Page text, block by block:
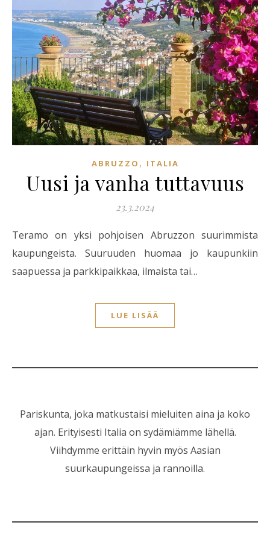
ABRUZZO , ITALIA
Uusi ja vanha tuttavuus
23.3.2024
Teramo on yksi pohjoisen Abruzzon suurimmista
kaupungeista. Suuruuden huomaa jo kaupunkiin
saapuessa ja parkkipaikkaa, ilmaista tai…
LUE LISÄÄ
Pariskunta, joka matkustaisi mieluiten aina ja koko
ajan. Erityisesti Italia on sydämiämme lähellä.
Viihdymme erittäin hyvin myös Aasian
suurkaupungeissa ja rannoilla.